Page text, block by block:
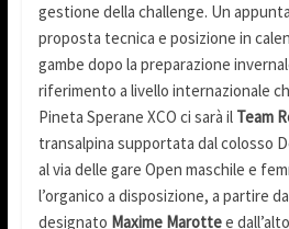
gestione della challenge. Un
proposta tecnica e posizione in
gambe dopo la preparazione
riferimento a livello internazionale
Pineta Sperane XCO ci sarà il Team
transalpina supportata dal colosso
al via delle gare Open maschile e
l’organico a disposizione, a partire
designato Maxime Marottee